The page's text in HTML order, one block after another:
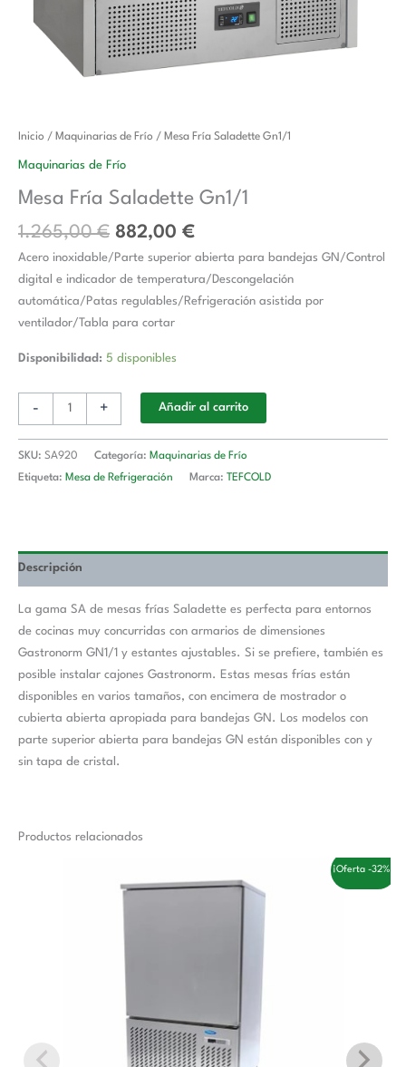
Inicio / Maquinarias de Frío / Mesa Fría Saladette Gn1/1
Maquinarias de Frío
Mesa Fría Saladette Gn1/1
1.265,00€
El
precio
era:
1.265,00 €.
882,00 €
El
es:
882,00 €.
Acero inoxidable/Parte superior abierta para bandejas GN/Control
digital e indicador de temperatura/Descongelación
automática/Patas regulables/Refrigeración asistida por
ventilador/Tabla para cortar
Disponibilidad: 5 disponibles
-
Mesa
Fría
Gn1/1
cantidad
+ Añadir al carrito
SKU: SA920 Categoría: Maquinarias de Frío
Etiqueta: Mesa de Refrigeración Marca: TEFCOLD
Descripción
La gama SA de mesas frías Saladette es perfecta para entornos
de cocinas muy concurridas con armarios de dimensiones
Gastronorm GN1/1 y estantes ajustables. Si se prefiere, también es
posible instalar cajones Gastronorm. Estas mesas frías están
disponibles en varios tamaños, con encimera de mostrador o
cubierta abierta apropiada para bandejas GN. Los modelos con
parte superior abierta para bandejas GN están disponibles con y
sin tapa de cristal.
Productos relacionados
¡Oferta -32%!
original